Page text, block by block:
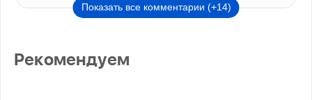
Показать все комментарии (+14)
Рекомендуем